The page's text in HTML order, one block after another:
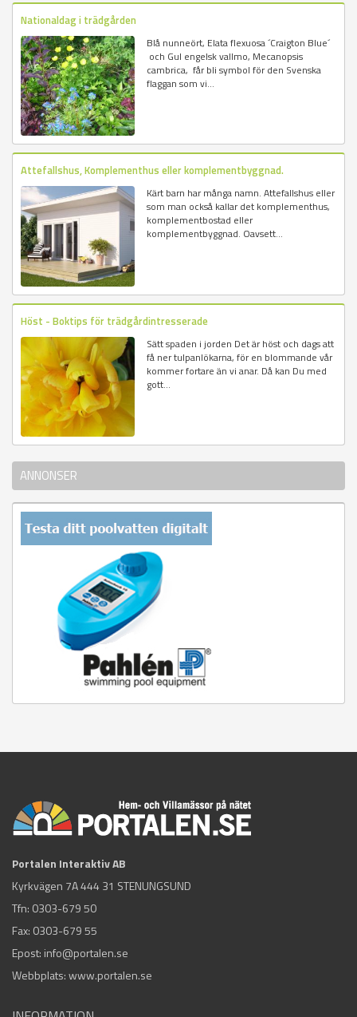
Nationaldag i trädgården
Blå nunneört, Elata flexuosa ´Craigton Blue´
och Gul engelsk vallmo, Mecanopsis
cambrica, får bli symbol för den Svenska
flaggan som vi...
Attefallshus, Komplementhus eller komplementbyggnad.
Kärt barn har många namn. Attefallshus eller
som man också kallar det komplementhus,
komplementbostad eller
komplementbyggnad. Oavsett...
Höst - Boktips för trädgårdintresserade
Sätt spaden i jorden Det är höst och dags att
få ner tulpanlökarna, för en blommande vår
kommer fortare än vi anar. Då kan Du med
gott...
ANNONSER
Portalen Interaktiv AB
Kyrkvägen 7A 444 31 STENUNGSUND
Tfn: 0303-679 50
Fax: 0303-679 55
Epost: info@portalen.se
Webbplats: www.portalen.se